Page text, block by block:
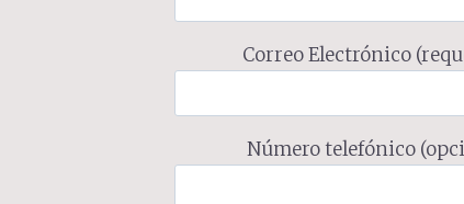
Correo Electrónico
Número telefónico